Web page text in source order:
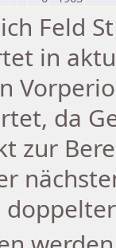
Feld
in
da
zur